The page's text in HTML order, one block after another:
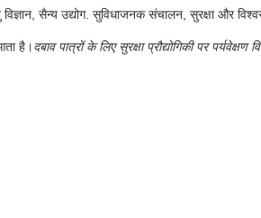
सैन्य उद्योग. सुविधाजनक संचालन, सुरक्षा और
है।दबाव पात्रों के लिए सुरक्षा प्रौद्योगिकी पर पर्यवेक्षण